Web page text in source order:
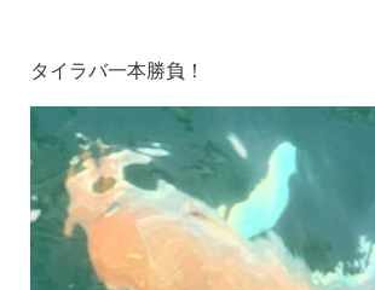
タイラバ一本勝負！